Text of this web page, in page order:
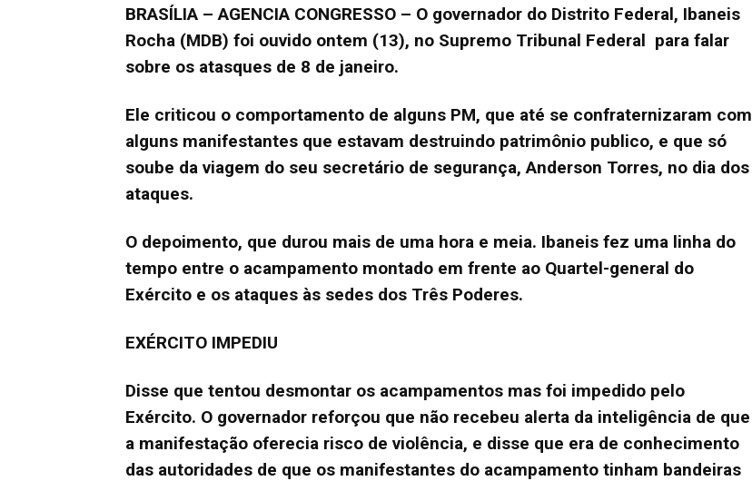
BRASÍLIA – AGENCIA CONGRESSO – O governador do Distrito Federal, Ibaneis
Rocha (MDB) foi ouvido ontem (13), no Supremo Tribunal Federal para falar
sobre os atasques de 8 de janeiro.
Ele criticou o comportamento de alguns PM, que até se confraternizaram com
alguns manifestantes que estavam destruindo patrimônio publico, e que só
soube da viagem do seu secretário de segurança, Anderson Torres, no dia dos
ataques.
O depoimento, que durou mais de uma hora e meia. Ibaneis fez uma linha do
tempo entre o acampamento montado em frente ao Quartel-general do
Exército e os ataques às sedes dos Três Poderes.
EXÉRCITO IMPEDIU
Disse que tentou desmontar os acampamentos mas foi impedido pelo
Exército. O governador reforçou que não recebeu alerta da inteligência de que
a manifestação oferecia risco de violência, e disse que era de conhecimento
das autoridades de que os manifestantes do acampamento tinham bandeiras